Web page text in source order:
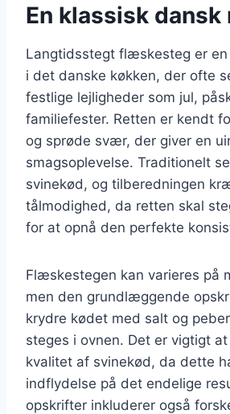
En klassisk dansk
Langtidsstegt flæskesteg er
i det danske køkken, der ofte
festlige lejligheder som jul,
familiefester. Retten er kendt
og sprøde svær, der giver en
smagsoplevelse. Traditionelt
svinekød, og tilberedningen
tålmodighed, da retten skal
for at opnå den perfekte
Flæskestegen kan varieres på
men den grundlæggende
krydre kødet med salt og
steges i ovnen. Det er vigtigt
kvalitet af svinekød, da dette
indflydelse på det endelige
opskrifter inkluderer også